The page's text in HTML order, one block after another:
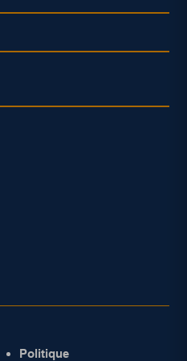
Politique